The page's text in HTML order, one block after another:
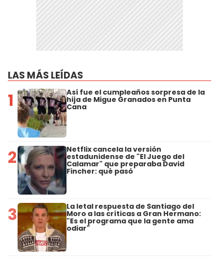
LAS MÁS LEÍDAS
1 Así fue el cumpleaños sorpresa de la
hija de Migue Granados en Punta
Cana
2 Netflix cancela la versión
estadunidense de "El Juego del
Calamar" que preparaba David
Fincher: qué pasó
3 La letal respuesta de Santiago del
Moro a las críticas a Gran Hermano:
"Es el programa que la gente ama
odiar"